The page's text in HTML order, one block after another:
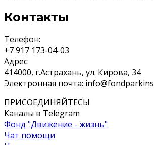
Контакты
Телефон:
+7 917 173-04-03
Адрес:
414000, г.Астрахань, ул. Кирова, 34
Электронная почта:
ПРИСОЕДИНЯЙТЕСЬ!
Каналы в Telegram
Фонд "Движение - жизнь"
Чат помощи